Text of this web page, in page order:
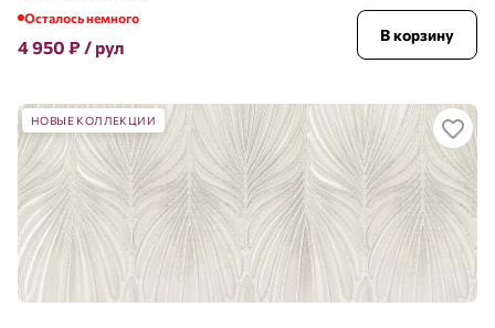
Осталось немного
4 950 ₽ / рул
В корзину
НОВЫЕ КОЛЛЕКЦИИ